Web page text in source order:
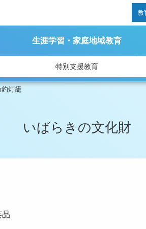
教
生涯学習・家庭地域教育
特別支援教育
釣灯籠
いばらきの文化財
品